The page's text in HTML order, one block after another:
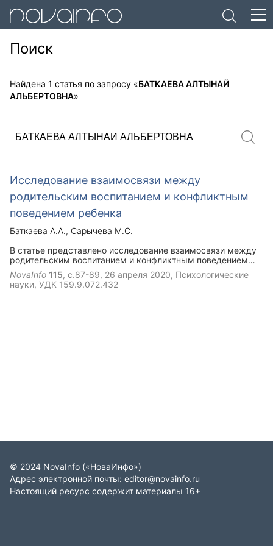
Поиск
Найдена 1 статья по запросу «БАТКАЕВА АЛТЫНАЙ
АЛЬБЕРТОВНА»
Исследование взаимосвязи между
родительским воспитанием и конфликтным
поведением ребенка
Баткаева А.А.
Сарычева М.С.
В статье представлено исследование взаимосвязи между
родительским воспитанием и конфликтным поведением
ребёнка на примере одной из школ города Каменки.
NovaInfo 115, с.87-89, 26 апреля 2020, Психологические
науки, УДК 159.9.072.432
© 2024 NovaInfo («НоваИнфо»)
Адрес электронной почты: editor@novainfo.ru
Настоящий ресурс содержит материалы 16+